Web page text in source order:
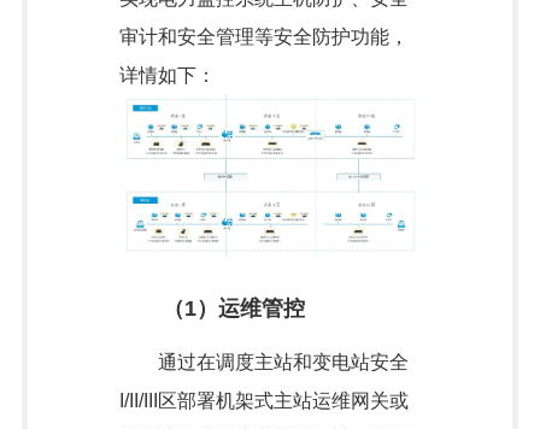
审计和安全管理等安全防护功能，
详情如下：
（1）运维管控
通过在调度主站和变电站安全
I/II/III区部署机架式主站运维网关或